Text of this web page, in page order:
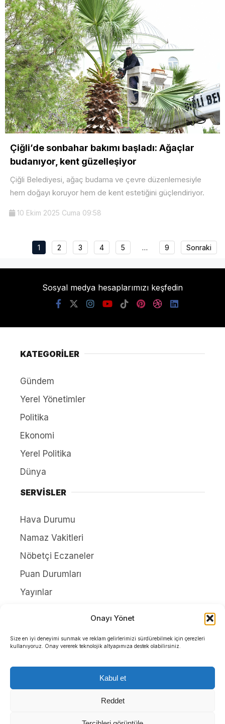
Onayı Yönet
Size en iyi deneyimi sunmak ve reklam gelirlerimizi sürdürebilmek için çerezleri
kullanıyoruz. Onay vererek teknolojik altyapımıza destek olabilirsiniz.
Kabul et
Reddet
Çiğli’de sonbahar bakımı başladı: Ağaçlar
budanıyor, kent güzelleşiyor
Çiğli Belediyesi, ağaç budama ve çevre düzenlemesiyle
hem doğayı koruyor hem de kent estetiğini güçlendiriyor.
10 Ekim 2025 Cuma 09:58
1 2 3 4 5 … 9 Sonraki
Sosyal medya hesaplarımızı keşfedin
KATEGORİLER
Gündem
Yerel Yönetimler
Politika
Ekonomi
Yerel Politika
Dünya
SERVİSLER
Hava Durumu
Namaz Vakitleri
Nöbetçi Eczaneler
Puan Durumları
Yayınlar
İletişim